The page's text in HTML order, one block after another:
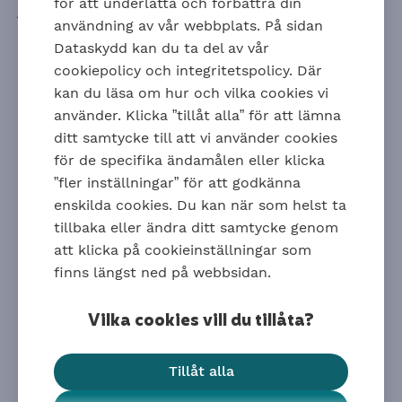
jobbet. Den är en värdefull förmån
och en viktig del av din framtida
pension. Om du jobbar på ett
företag med kollektivavtal har du
automatiskt tjänstepension.
Eget sparande
Du kan dessutom pensionsspara privat. Du
bestämmer själv hur du vill spara.
Snabba tips för ditt
användning av vår webbplats. På sidan
Dataskydd kan du ta del av vår
cookiepolicy och integritetspolicy. Där
kan du läsa om hur och vilka cookies vi
använder. Klicka ”tillåt alla” för att lämna
ditt samtycke till att vi använder cookies
för de specifika ändamålen eller klicka
”fler inställningar” för att godkänna
enskilda cookies. Du kan när som helst ta
tillbaka eller ändra ditt samtycke genom
att klicka på cookieinställningar som
finns längst ned på webbsidan.
Vilka cookies vill du tillåta?
Tillåt alla